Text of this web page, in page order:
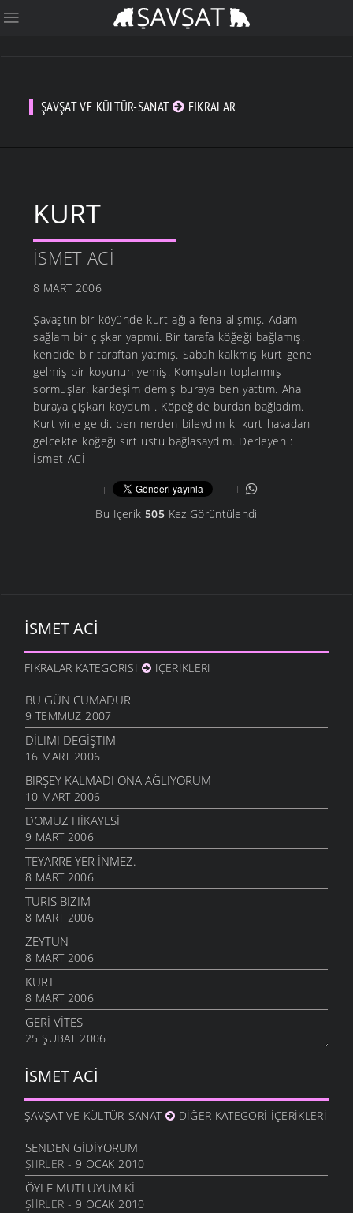
ŞAVŞAT VE KÜLTÜR-SANAT FIKRALAR
KURT
İSMET ACI
8 MART 2006
Şavaştın bir köyünde kurt ağıla fena alışmış. Adam
sağlam bir çişkar yapmıi. Bir tarafa köğeği bağlamış.
kendide bir taraftan yatmış. Sabah kalkmış kurt gene
gelmiş bir koyunun yemiş. Komşuları toplanmış
sormuşlar. kardeşim demiş buraya ben yattım. Aha
buraya çişkarı koydum . Köpeğide burdan bağladım.
Kurt yine geldi. ben nerden bileydim ki kurt havadan
gelcekte köğeği sırt üstü bağlasaydım. Derleyen :
İsmet ACİ
Bu İçerik 505Kez Görüntülendi
İSMET ACI
FIKRALAR KATEGORISI İÇERIKLERI
BU GÜN CUMADUR
9 TEMMUZ 2007
DILIMI DEGIŞTIM
16 MART 2006
BİRŞEY KALMADI ONA AĞLIYORUM
10 MART 2006
DOMUZ HİKAYESİ
9 MART 2006
TEYARRE YER İNMEZ.
8 MART 2006
TURİS BİZİM
8 MART 2006
ZEYTUN
8 MART 2006
KURT
8 MART 2006
GERI VITES
25 ŞUBAT 2006
İSMET ACI
ŞAVŞAT VE KÜLTÜR-SANAT DIĞER KATEGORI İÇERIKLERI
SENDEN GIDIYORUM
ŞIIRLER - 9 OCAK 2010
ÖYLE MUTLUYUM KI
ŞIIRLER - 9 OCAK 2010